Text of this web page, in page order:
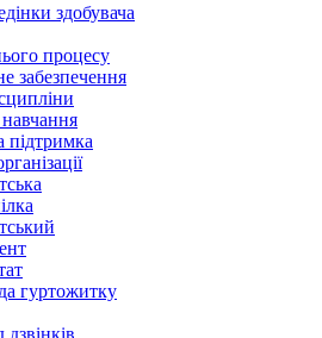
здобувача
процесу
забезпечення
підтримка
гуртожитку
дзвінків